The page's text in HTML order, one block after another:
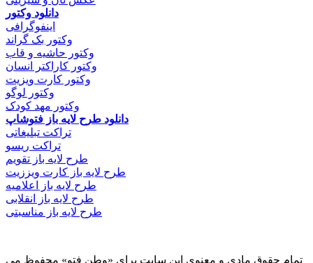
دانلود وکتور
اینفوگرافی
وکتور بک گراند
وکتور حاشیه و قاب
وکتور کاراکتر انسان
وکتور کارت ویزیت
وکتور لوگو
وکتور مهد کودک
دانلود طرح لایه باز فتوشاپ
تراکت تبلیغاتی
تراکت ریسو
طرح لایه باز تقویم
طرح لایه باز کارت ویززیت
طرح لایه باز اعلامیه
طرح لایه باز انقلابی
طرح لایه باز مناسبتی
تمام حقوق مادی و معنوی این سایت برای «وطن فتو» محفوظ می